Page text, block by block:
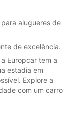
alugueres de
de excelência.
Europcar tem a
estadia em
Explore a
com um carro